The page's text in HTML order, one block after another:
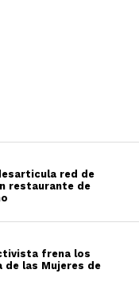
red de
restaurante de
frena los
de las Mujeres de